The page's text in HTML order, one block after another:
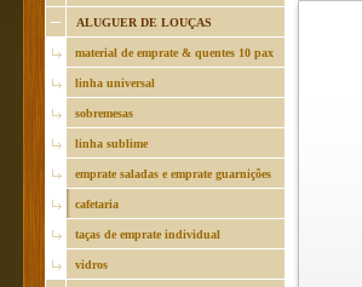
ALUGUER DE LOUÇAS
material de emprate & quentes 10 pax
linha universal
sobremesas
linha sublime
emprate saladas e emprate guarnições
cafetaria
taças de emprate individual
vidros